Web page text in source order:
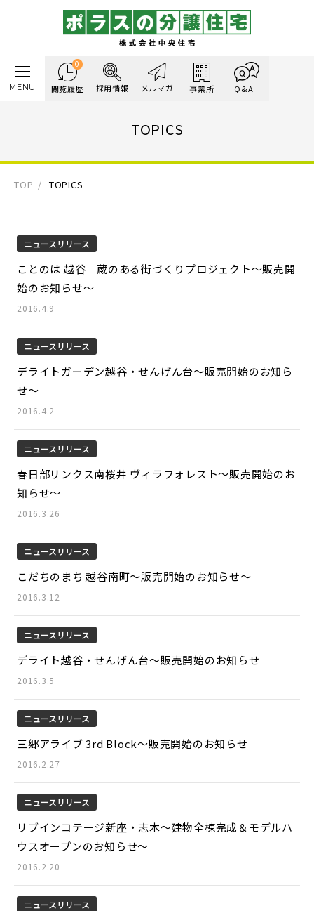
0
閲覧履歴 採用情報 メルマガ 事業所 Q&A
MENU
TOPICS
TOP TOPICS
ニュースリリース
ことのは 越谷 蔵のある街づくりプロジェクト～販売開
始のお知らせ～
2016.4.9
ニュースリリース
デライトガーデン越谷・せんげん台～販売開始のお知ら
せ～
2016.4.2
ニュースリリース
春日部リンクス南桜井 ヴィラフォレスト～販売開始のお
知らせ～
2016.3.26
ニュースリリース
こだちのまち 越谷南町～販売開始のお知らせ～
2016.3.12
ニュースリリース
デライト越谷・せんげん台～販売開始のお知らせ
2016.3.5
ニュースリリース
三郷アライブ 3rd Block～販売開始のお知らせ
2016.2.27
ニュースリリース
リブインコテージ新座・志木～建物全棟完成＆モデルハ
ウスオープンのお知らせ～
2016.2.20
ニュースリリース